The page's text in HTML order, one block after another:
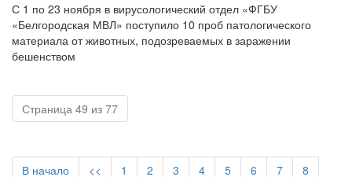
С 1 по 23 ноября в вирусологический отдел «ФГБУ
«Белгородская МВЛ» поступило 10 проб патологического
материала от животных, подозреваемых в заражении
бешенством
Страница 49 из 77
В начало << 1 2 3 4 5 6 7
8